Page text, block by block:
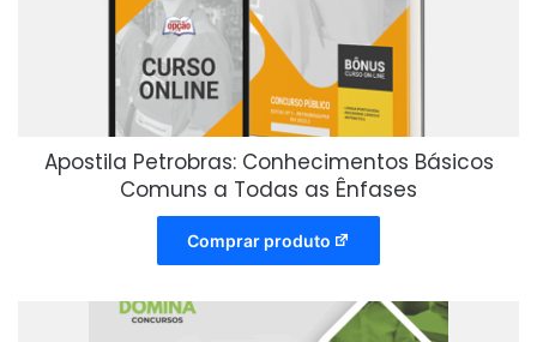
Apostila Petrobras: Conhecimentos Básicos
Comuns a Todas as Ênfases
Comprar produto